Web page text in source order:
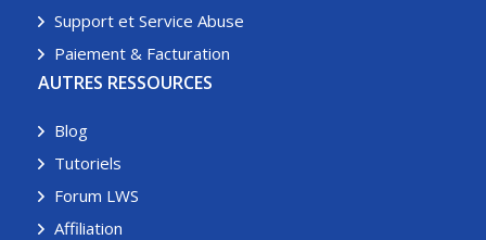
Support et Service Abuse
Paiement & Facturation
AUTRES RESSOURCES
Blog
Tutoriels
Forum LWS
Affiliation